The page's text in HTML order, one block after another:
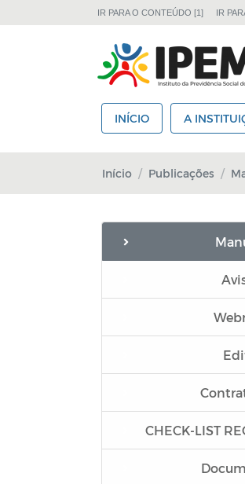
IR PARA O CONTEÚDO [1] IR
INÍCIO A
Início Publicações
CHECK-LIST